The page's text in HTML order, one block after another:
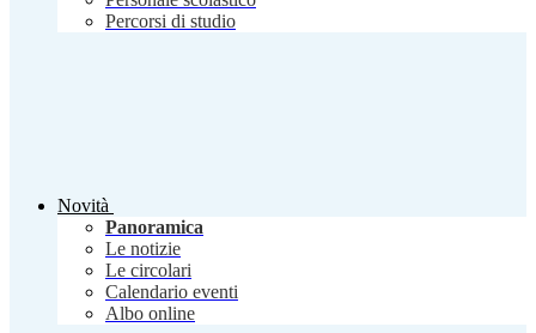
Percorsi di studio
Novità
Panoramica
Le notizie
Le circolari
Calendario eventi
Albo online